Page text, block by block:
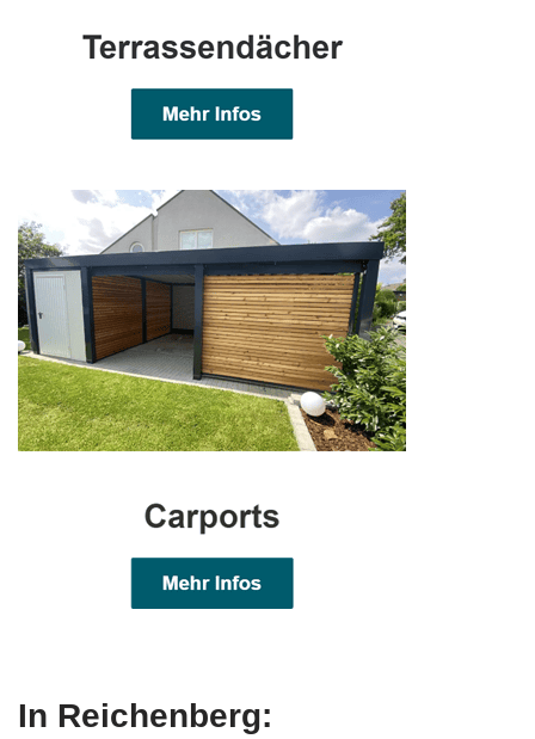
In Reichenberg: